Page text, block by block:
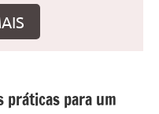
práticas para um